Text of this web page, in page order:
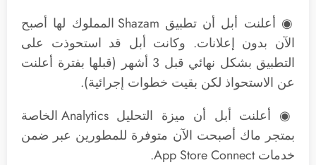
◉ أعلنت أبل أن تطبيق Shazam المملوك لها أصبح
الآن بدون إعلانات. وكانت أبل قد استحوذت على
التطبيق بشكل نهائي قبل 3 أشهر (قبلها بفترة أعلنت
عن الاستحواذ لكن بقيت خطوات إجرائية).
◉ أعلنت أبل أن ميزة التحليل Analytics الخاصة
بمتجر ماك أصبحت الآن متوفرة للمطورين عبر ضمن
خدمات App Store Connect.